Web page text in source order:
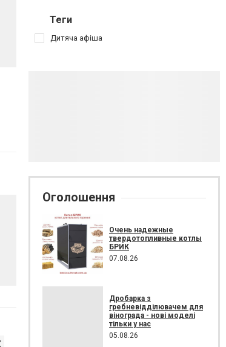
Теги
Дитяча афіша
Оголошення
Очень надежные
твердотопливные котлы
БРИК
07.08.26
Дробарка з
гребневідділювачем для
вінограда - нові моделі
тільки у нас
05.08.26